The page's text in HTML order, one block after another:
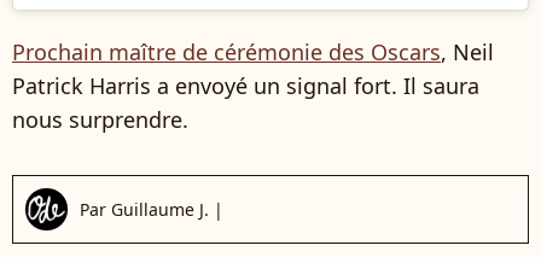
Prochain maître de cérémonie des Oscars, Neil
Patrick Harris a envoyé un signal fort. Il saura
nous surprendre.
Par Guillaume J. |